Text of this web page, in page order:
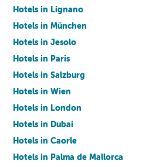
Hotels in Lignano
Hotels in München
Hotels in Jesolo
Hotels in Paris
Hotels in Salzburg
Hotels in Wien
Hotels in London
Hotels in Dubai
Hotels in Caorle
Hotels in Palma de Mallorca